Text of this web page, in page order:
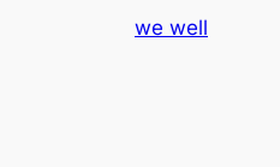
we well